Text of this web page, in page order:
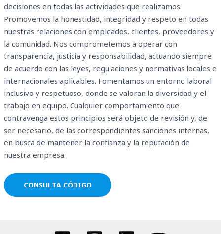
decisiones en todas las actividades que realizamos.
Promovemos la honestidad, integridad y respeto en todas
nuestras relaciones con empleados, clientes, proveedores y
la comunidad. Nos comprometemos a operar con
transparencia, justicia y responsabilidad, actuando siempre
de acuerdo con las leyes, regulaciones y normativas locales e
internacionales aplicables. Fomentamos un entorno laboral
inclusivo y respetuoso, donde se valoran la diversidad y el
trabajo en equipo. Cualquier comportamiento que
contravenga estos principios será objeto de revisión y, de
ser necesario, de las correspondientes sanciones internas,
en busca de mantener la confianza y la reputación de
nuestra empresa.
CONSULTA CÓDIGO